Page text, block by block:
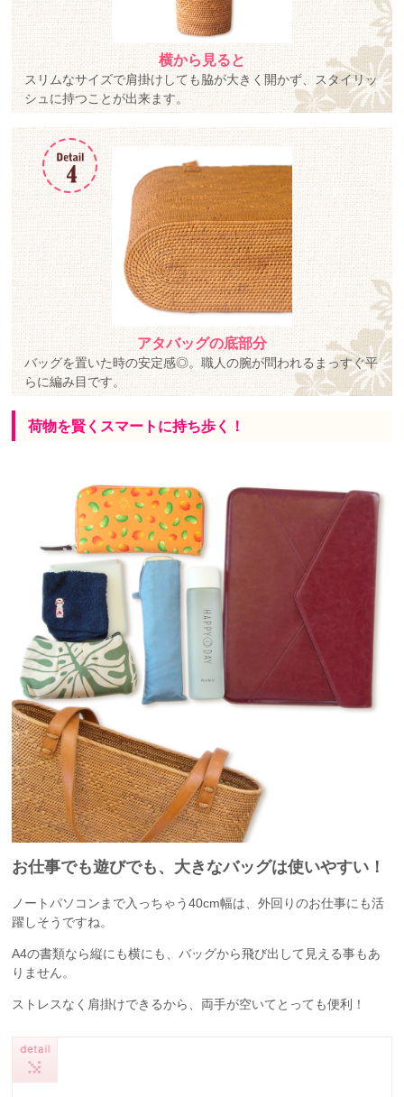
横から見ると
スリムなサイズで肩掛けしても脇が大きく開かず、スタイリッ
シュに持つことが出来ます。
アタバッグの底部分
バッグを置いた時の安定感◎。職人の腕が問われるまっすぐ平
らに編み目です。
荷物を賢くスマートに持ち歩く！
お仕事でも遊びでも、大きなバッグは使いやすい！
ノートパソコンまで入っちゃう40cm幅は、外回りのお仕事にも活
躍しそうですね。
A4の書類なら縦にも横にも、バッグから飛び出して見える事もあ
りません。
ストレスなく肩掛けできるから、両手が空いてとっても便利！